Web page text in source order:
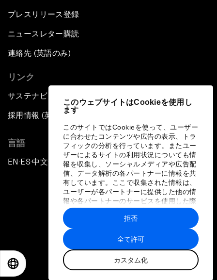
このウェブサイトはCookieを使用し
ます
このサイトではCookieを使って、ユーザー
に合わせたコンテンツや広告の表示、トラ
フィックの分析を行っています。またユー
ザーによるサイトの利用状況についても情
報を収集し、ソーシャルメディアや広告配
信、データ解析の各パートナーに情報を共
有しています。ここで収集された情報は、
ユーザーが各パートナーに提供した他の情
報や各パートナーのサービスを使用した際
に収集された情報と組み合わされ、各パー
トナーによって使用されることがありま
す。
全て許可
カスタム化
拒否
プレスリリース登録
ニュースレター購読
連絡先 (英語のみ)
リンク
サステナビリティへの取り組み
採用情報 (英語のみ)
言語
EN ▪ES▪中文▪ 日本語
プライバシーポリシーと利用規約
サイトマップ
©
世界経済フォーラム